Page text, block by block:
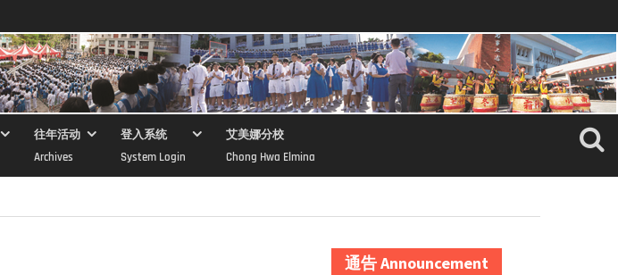
往年活动
Archives
登入系统
System Login
艾美娜分校
Chong Hwa Elmina
通告 Announcement